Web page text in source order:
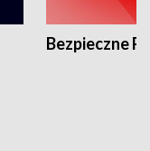
Bezpieczne